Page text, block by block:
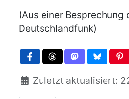
(Aus einer Besprechung
Deutschlandfunk)
Zuletzt aktualisiert: